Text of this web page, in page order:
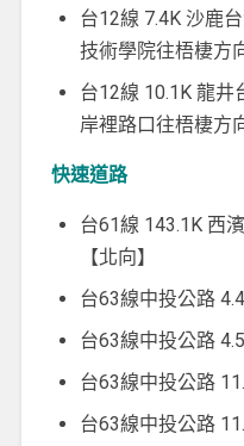
台12線 7.4K 沙鹿
技術學院往梧棲方
台12線 10.1K 龍井
岸裡路口往梧棲方
快速道路
台61線 143.1K 西
【北向】
台63線中投公路
台63線中投公路
台63線中投公路
台63線中投公路